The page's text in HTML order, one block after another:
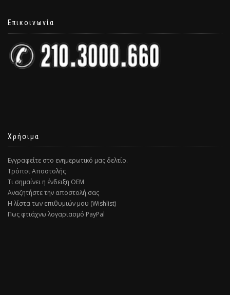
Επικοινωνία
Χρήσιμα
Εγγραφείτε στο ενημερωτικό μας δελτίο.
Τρόποι Αποστολής
Τι σημαίνει η ένδειξη ΟΕΜ
Αναζητήστε την αποστολή σας
Η λίστα των επιθυμιών μου (Wishlist)
Πως φτιάχνω λογαριασμό PayPal